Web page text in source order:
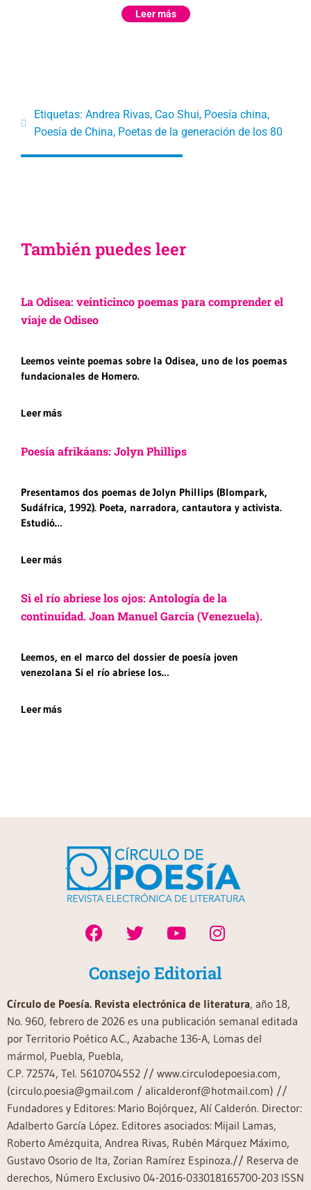
Leer más
Etiquetas: Andrea Rivas, Cao Shui, Poesía china,
Poesía de China, Poetas de la generación de los 80
También puedes leer
La Odisea: veinticinco poemas para comprender el
viaje de Odiseo
Leemos veinte poemas sobre la Odisea, uno de los poemas
fundacionales de Homero.
Leer más
Poesía afrikáans: Jolyn Phillips
Presentamos dos poemas de Jolyn Phillips (Blompark,
Sudáfrica, 1992). Poeta, narradora, cantautora y activista.
Estudió…
Leer más
Si el río abriese los ojos: Antología de la
continuidad. Joan Manuel Garcia (Venezuela).
Leemos, en el marco del dossier de poesía joven
venezolana Si el río abriese los…
Leer más
Consejo Editorial
Círculo de Poesía. Revista electrónica de literatura, año 18,
No. 960, febrero de 2026 es una publicación semanal editada
por Territorio Poético A.C., Azabache 136-A, Lomas del
mármol, Puebla, Puebla,
C.P. 72574, Tel. 5610704552 // www.circulodepoesia.com,
(circulo.poesia@gmail.com / alicalderonf@hotmail.com) //
Fundadores y Editores: Mario Bojórquez, Alí Calderón. Director:
Adalberto García López. Editores asociados: Mijail Lamas,
Roberto Amézquita, Andrea Rivas, Rubén Márquez Máximo,
Gustavo Osorio de Ita, Zorian Ramírez Espinoza.// Reserva de
derechos, Número Exclusivo 04-2016-033018165700-203 ISSN